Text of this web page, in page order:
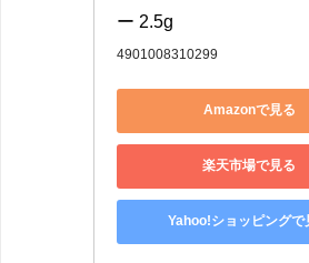
ー 2.5g
4901008310299
Amazonで見る
楽天市場で見る
Yahoo!ショッピングで